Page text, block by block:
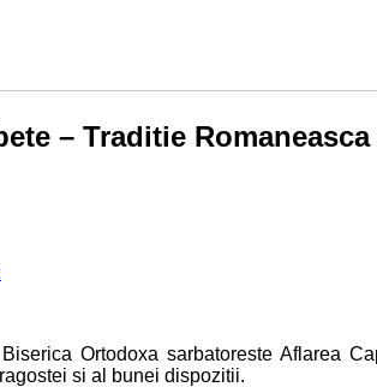
– Traditie
Ortodoxa sarbatoreste Aflarea
si al bunei dispozitii.